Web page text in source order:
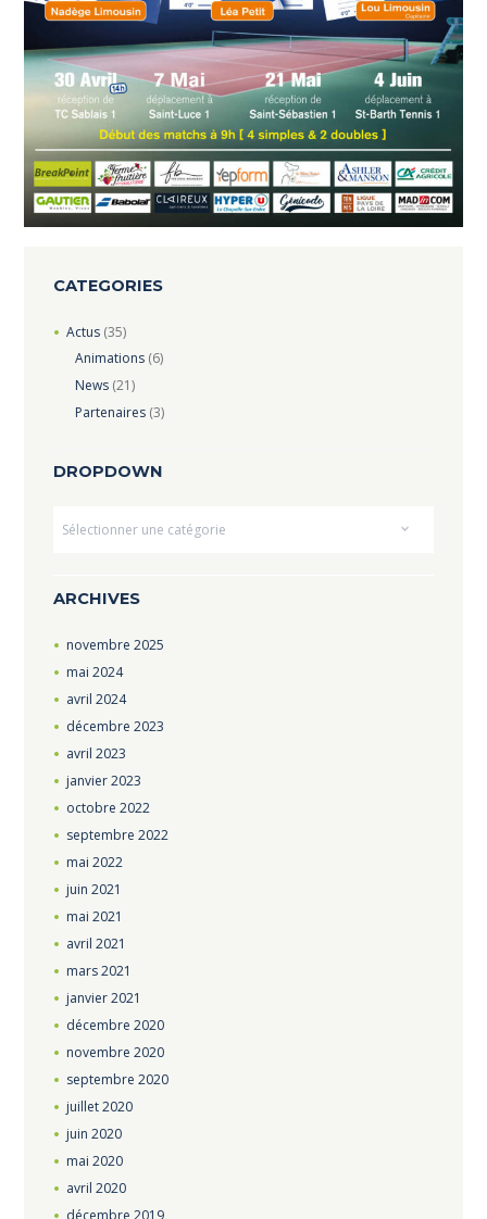
CATEGORIES
Actus(35)
Animations (6)
News (21)
Partenaires (3)
DROPDOWN
ARCHIVES
novembre 2025
mai 2024
avril 2024
décembre 2023
avril 2023
janvier2023
octobre 2022
septembre 2022
mai 2022
juin 2021
mai 2021
avril 2021
mars2021
janvier2021
décembre 2020
novembre 2020
septembre 2020
juillet2020
juin 2020
mai 2020
avril 2020